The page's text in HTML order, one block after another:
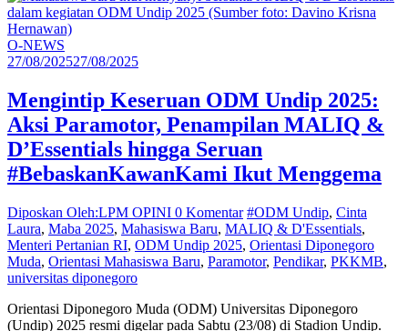
O-NEWS
27/08/202527/08/2025
Mengintip Keseruan ODM Undip 2025:
Aksi Paramotor, Penampilan MALIQ &
D’Essentials hingga Seruan
#BebaskanKawanKami Ikut Menggema
Diposkan Oleh:LPM OPINI 0 Komentar #ODM Undip, Cinta
Laura, Maba 2025, Mahasiswa Baru, MALIQ & D'Essentials,
Menteri Pertanian RI, ODM Undip 2025, Orientasi Diponegoro
Muda, Orientasi Mahasiswa Baru, Paramotor, Pendikar, PKKMB,
universitas diponegoro
Orientasi Diponegoro Muda (ODM) Universitas Diponegoro
(Undip) 2025 resmi digelar pada Sabtu (23/08) di Stadion Undip.